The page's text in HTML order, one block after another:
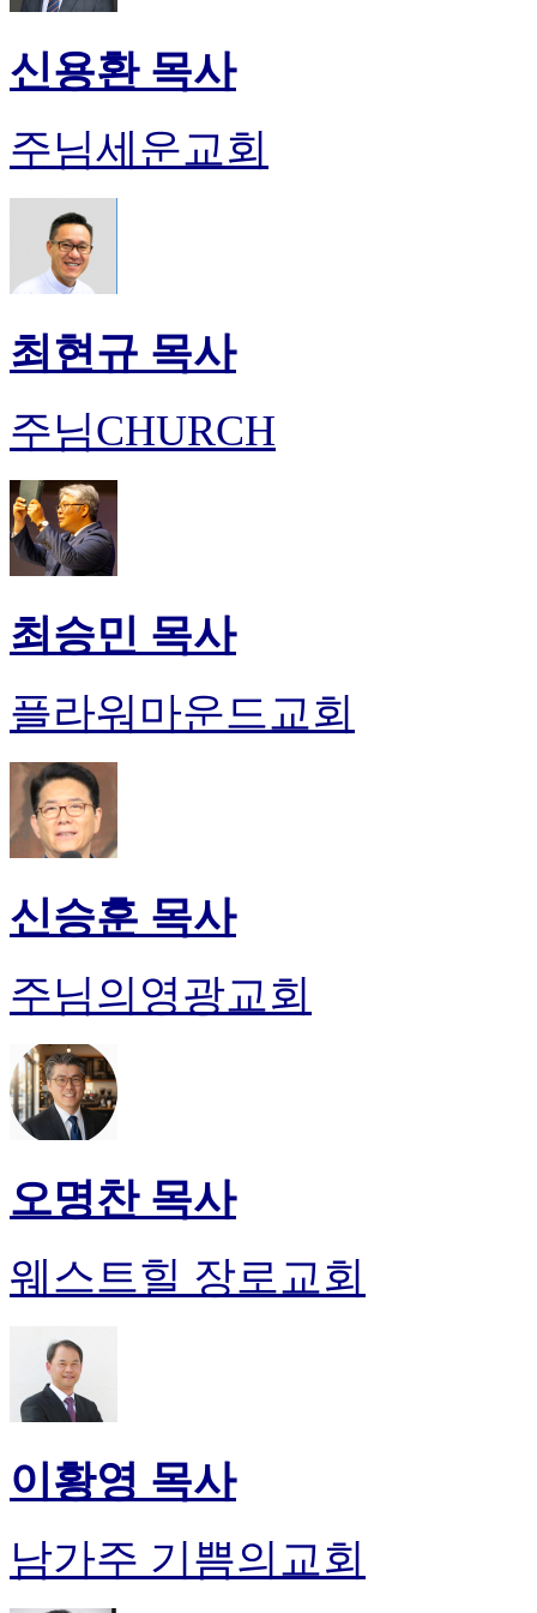
신용환 목사
주님세운교회
최현규 목사
주님CHURCH
최승민 목사
플라워마운드교회
신승훈 목사
주님의영광교회
오명찬 목사
웨스트힐 장로교회
이황영 목사
남가주 기쁨의교회